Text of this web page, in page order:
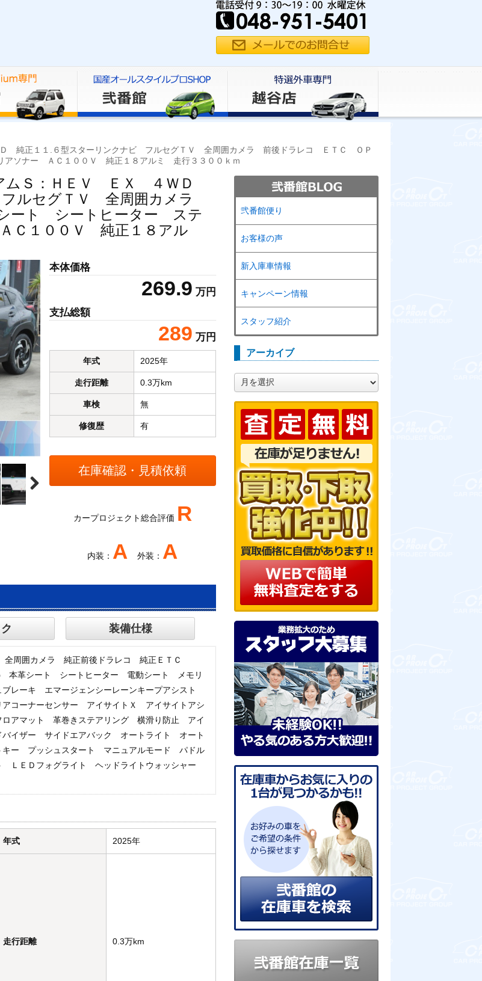
純正１１.６型スターリンクナビ フルセグＴＶ 全周囲カメラ 前後ドラレコ ＥＴＣ ＯＰ
ソナー ＡＣ１００Ｖ 純正１８アルミ 走行３３００ｋｍ
ムＳ：ＨＥＶ ＥＸ ４ＷＤ
ルセグＴＶ 全周囲カメラ
ート シートヒーター ステ
Ｃ１００Ｖ 純正１８アル
本体価格
269.9 万円
支払総額
289 万円
年式 2025年
走行距離 0.3万km
車検 無
修復歴 有
カープロジェクト総合評価 R
内装： A 外装： A
装備仕様
全周囲カメラ 純正前後ドラレコ 純正ＥＴＣ
革シート シートヒーター 電動シート メモリ
レーキ エマージェンシーレーンキープアシスト
コーナーセンサー アイサイトＸ アイサイトアシ
アマット 革巻きステアリング 横滑り防止 アイ
イザー サイドエアバック オートライト オート
ー プッシュスタート マニュアルモード パドル
ＥＤフォグライト ヘッドライトウォッシャー
年式 2025年
走行距離 0.3万km
弐番館便り
お客様の声
新入庫車情報
キャンペーン情報
スタッフ紹介
アーカイブ
ー
カ